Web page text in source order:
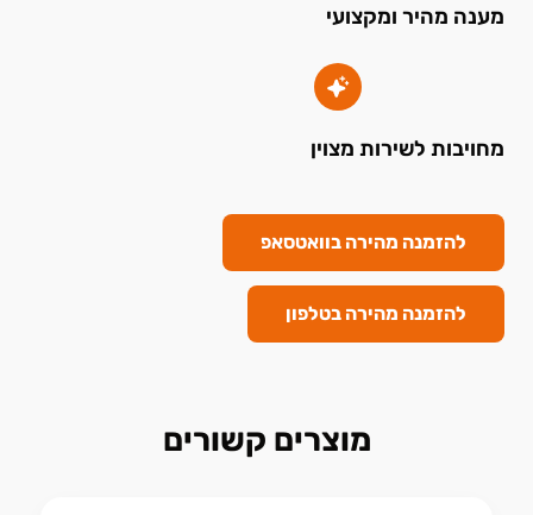
מענה מהיר ומקצועי
מחויבות לשירות מצוין
להזמנה מהירה בוואטסאפ
להזמנה מהירה בטלפון
מוצרים קשורים